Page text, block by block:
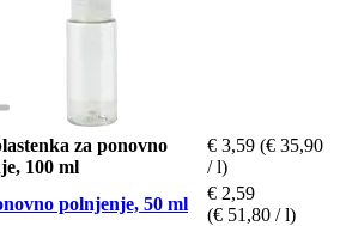
za ponovno
100 ml
€ 3,59 (€ 35,90
/ l)
polnjenje, 50 ml
€ 2,59
(€ 51,80 / l)